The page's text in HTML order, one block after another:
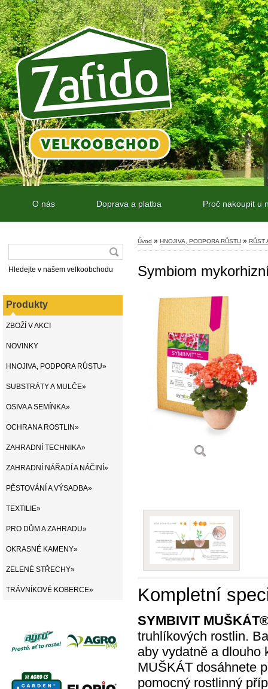
O nás Doprava a platba Proč nakoupit u
Hledejte v našem velkoobchodu
Produkty
ZBOŽÍ V AKCI
NOVINKY
HNOJIVA, PODPORA RŮSTU»
SUBSTRÁTY A MULČE»
OSIVA A SEMÍNKA»
OCHRANA ROSTLIN»
ZAHRADNÍ TECHNIKA»
ZAHRADNÍ NÁŘADÍ A NÁČINÍ»
PĚSTOVÁNÍ A VÝSADBA»
TEXTILIE»
PRO DŮM A ZAHRADU»
OKRASNÉ KAMENY»
ZELENÉ STŘECHY»
TRÁVNÍKOVÉ KOBERCE»
Úvod » HNOJIVA, PODPORA RŮSTU » RŮST
Symbiom
Kompletní
SYMBIVIT
truhlíkových rostlin.
aby vydatně a dlouho
MUŠKÁT dosáhnete
pomocný rostlinný